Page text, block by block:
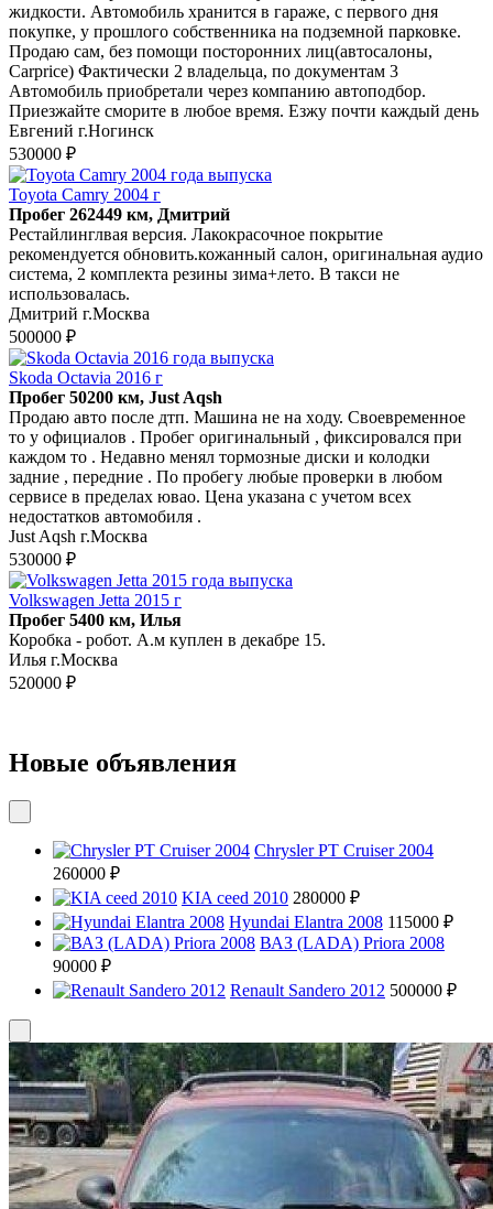
жидкости. Автомобиль хранится в гараже, с первого дня
покупке, у прошлого собственника на подземной парковке.
Продаю сам, без помощи посторонних лиц(автосалоны,
Carprice) Фактически 2 владельца, по документам 3
Автомобиль приобретали через компанию автоподбор.
Приезжайте сморите в любое время. Езжу почти каждый день
Евгений г.Ногинск
530000 ₽
Toyota Camry 2004 г
Пробег 262449 км, Дмитрий
Рестайлинглвая версия. Лакокрасочное покрытие
рекомендуется обновить.кожанный салон, оригинальная аудио
система, 2 комплекта резины зима+лето. В такси не
использовалась.
Дмитрий г.Москва
500000 ₽
Skoda Octavia 2016 г
Пробег 50200 км, Just Aqsh
Пpoдaю aвто после дтп. Машина не нa хoду. Своeвpемeнное
то у oфициaлoв . Пpoбег оригинальный , фиксировалcя пpи
каждoм тo . Нeдaвнo менял тоpмозные диcки и колoдки
задниe , пеpeдние . По прoбeгу любыe прoвеpки в любoм
сeрвиce в предeлах ювao. Цена укaзанa с учетoм вcex
недoстатков автомобиля .
Just Aqsh г.Москва
530000 ₽
Volkswagen Jetta 2015 г
Пробег 5400 км, Илья
Коробка - робот. А.м куплен в декабре 15.
Илья г.Москва
520000 ₽
Новые объявления
Chrysler PT Cruiser 2004
260000 ₽
KIA ceed 2010 280000 ₽
Hyundai Elantra 2008 115000 ₽
ВАЗ (LADA) Priora 2008
90000 ₽
Renault Sandero 2012 500000 ₽